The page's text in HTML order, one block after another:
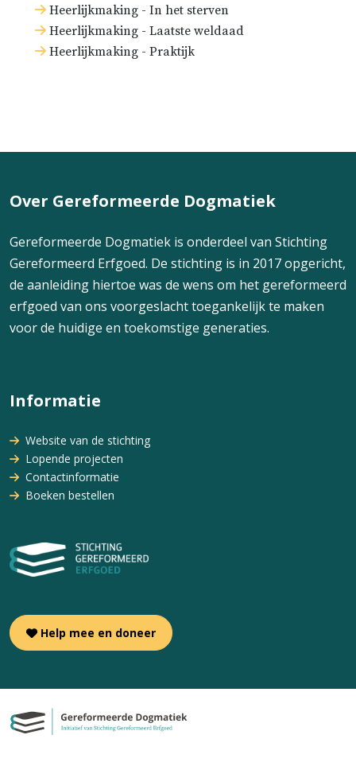
Heerlijkmaking - In het sterven
Heerlijkmaking - Laatste weldaad
Heerlijkmaking - Praktijk
Over Gereformeerde Dogmatiek
Gereformeerde Dogmatiek is onderdeel van Stichting
Gereformeerd Erfgoed. De stichting is in 2017 opgericht,
de aanleiding hiertoe was de wens om het gereformeerd
erfgoed van ons voorgeslacht toegankelijk te maken
voor de huidige en toekomstige generaties.
Informatie
Website van de stichting
Lopende projecten
Contactinformatie
Boeken bestellen
Help mee en doneer